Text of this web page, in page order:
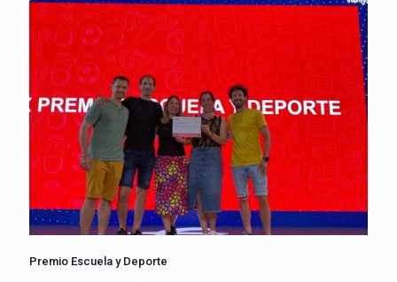
Premio Escuela y Deporte